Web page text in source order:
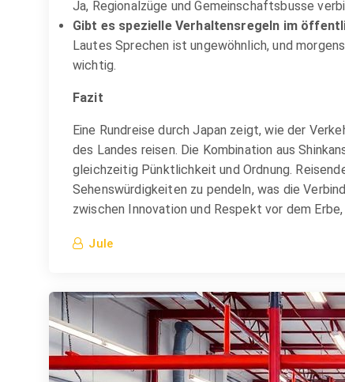
Ja, Regionalzüge und Gemeinschaftsbusse
Gibt es spezielle Verhaltensregeln im
Lautes Sprechen ist ungewöhnlich, und
wichtig.
Fazit
Eine Rundreise durch Japan zeigt, wie der
des Landes reisen. Die Kombination aus
gleichzeitig Pünktlichkeit und Ordnung.
Sehenswürdigkeiten zu pendeln, was die
zwischen Innovation und Respekt vor dem
Jule